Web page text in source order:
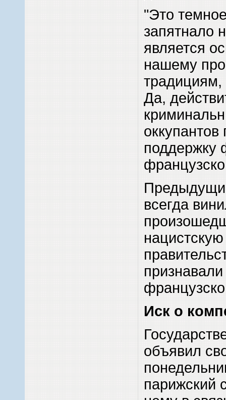
"Это
запятнало
является
нашему
Да,
оккупантов
поддержку
всегда
признавали
Иск о
объявил
парижский